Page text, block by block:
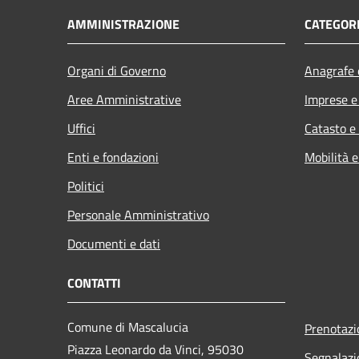
AMMINISTRAZIONE
Organi di Governo
Aree Amministrative
Uffici
Enti e fondazioni
Politici
Personale Amministrativo
Documenti e dati
Imprese
Catasto
Mobilità
CONTATTI
Comune di Mascalucia
Piazza Leonardo da Vinci, 95030